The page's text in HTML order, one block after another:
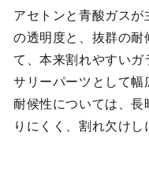
アセトンと青酸ガス
の透明度と、抜群の
て、本来割れやすい
サリーパーツとして幅
耐候性については、
りにくく、割れ欠けし